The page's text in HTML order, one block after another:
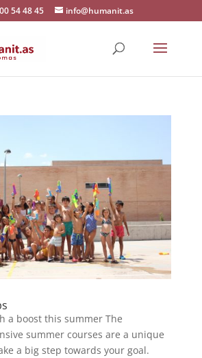
54 48 45 info@humanit.as
a boost this summer The
summer courses are a unique
a big step towards your goal.